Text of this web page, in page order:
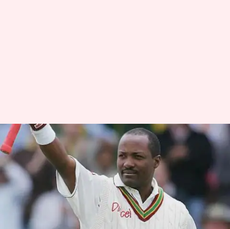
सीने में दर्द के कारण वेस्टइंडीज के
दिग्गज खिलाड़ी ब्रायन लारा अस्पताल
में भर्ती
लेखन Neeraj Pandey Jun 25, 2019 04:55 pm
क्या है खबर?